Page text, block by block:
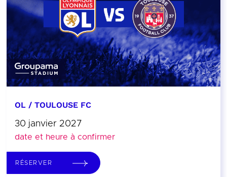
OL / TOULOUSE FC
30 janvier 2027
date et heure à confirmer
RÉSERVER